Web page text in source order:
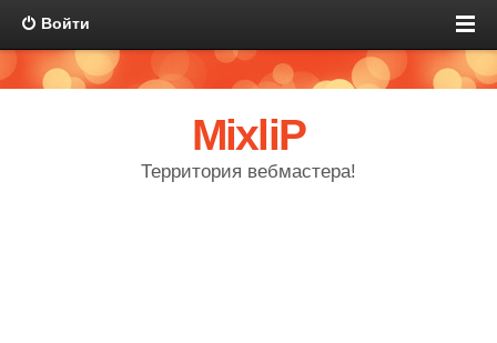
Войти
MixliP
Территория вебмастера!